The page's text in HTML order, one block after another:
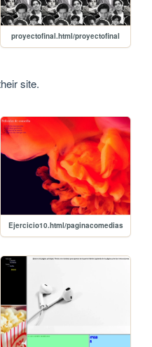
proyectofinal.html/proyectofinal
site.
Ejercicio10.html/paginacomedias